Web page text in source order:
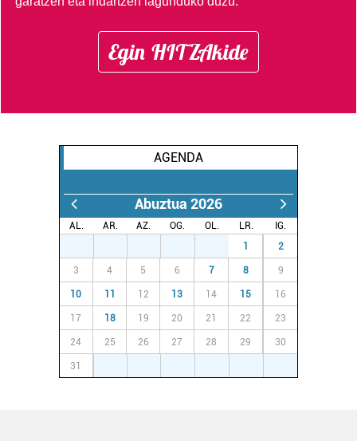
Egin HITZAkide
AGENDA
Abuztua 2026
AL. AR. AZ. OG. OL. LR.
IG.
1 2
3 4 5 6 7 8 9
10 11 12 13 14 15 16
17 18 19 20 21 22 23
24 25 26 27 28 29 30
31